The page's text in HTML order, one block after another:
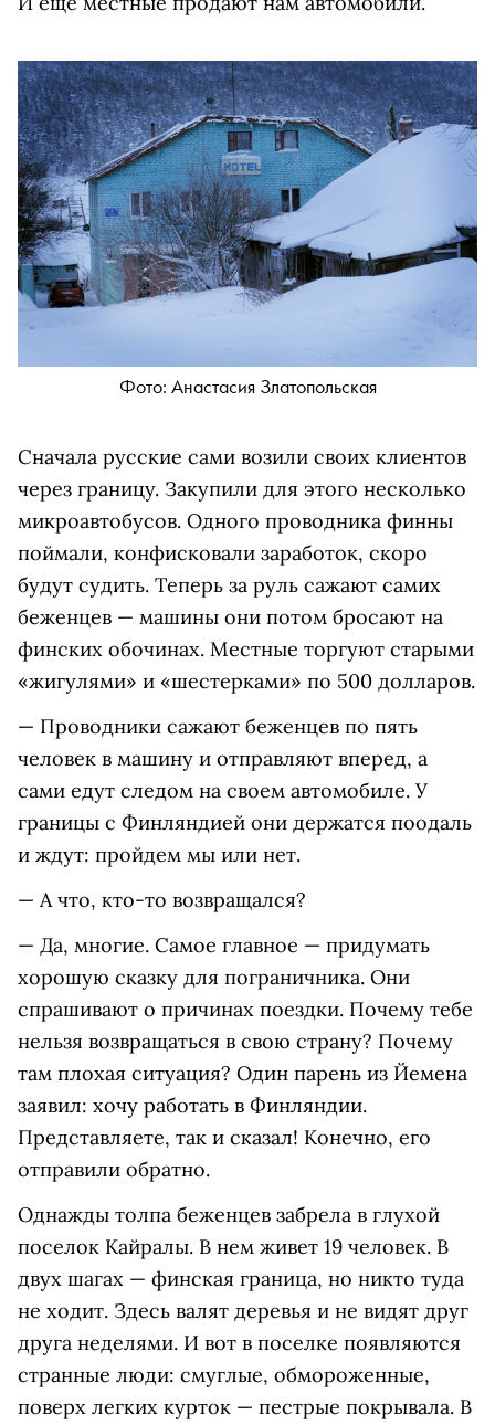
Фото: Анастасия Златопольская
Сначала русские сами возили своих клиентов
через границу. Закупили для этого несколько
микроавтобусов. Одного проводника финны
поймали, конфисковали заработок, скоро
будут судить. Теперь за руль сажают самих
беженцев — машины они потом бросают на
финских обочинах. Местные торгуют старыми
«жигулями» и «шестерками» по 500 долларов.
— Проводники сажают беженцев по пять
человек в машину и отправляют вперед, а
сами едут следом на своем автомобиле. У
границы с Финляндией они держатся поодаль
и ждут: пройдем мы или нет.
— А что, кто-то возвращался?
— Да, многие. Самое главное — придумать
хорошую сказку для пограничника. Они
спрашивают о причинах поездки. Почему тебе
нельзя возвращаться в свою страну? Почему
там плохая ситуация? Один парень из Йемена
заявил: хочу работать в Финляндии.
Представляете, так и сказал! Конечно, его
отправили обратно.
Однажды толпа беженцев забрела в глухой
поселок Кайралы. В нем живет 19 человек. В
двух шагах — финская граница, но никто туда
не ходит. Здесь валят деревья и не видят друг
друга неделями. И вот в поселке появляются
странные люди: смуглые, обмороженные,
поверх легких курток — пестрые покрывала. В